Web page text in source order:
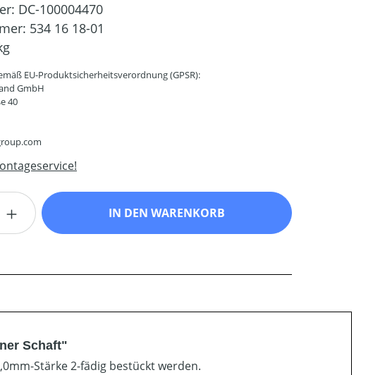
DC-100004470
534 16 18-01
EU-Produktsicherheitsverordnung (GPSR):
GmbH
40
Gib den gewünschten Wert ein oder
IN DEN WARENKORB
Schaft"
Stärke 2-fädig bestückt werden.